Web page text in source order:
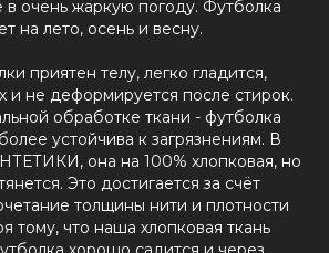
очень жаркую погоду. Футболка
на лето, осень и весну.
приятен телу, легко гладится,
и не деформируется после стирок.
обработке ткани - футболка
устойчива к загрязнениям. В
она на 100% хлопковая, но
Это достигается за счёт
толщины нити и плотности
тому, что наша хлопковая ткань